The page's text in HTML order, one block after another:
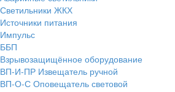
Светильники ЖКХ
Источники питания
Импульс
ББП
Взрывозащищённое оборудование
ВП-И-ПР Извещатель ручной
ВП-О-С Оповещатель световой